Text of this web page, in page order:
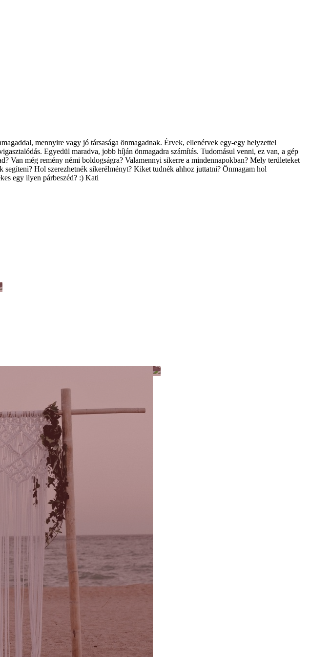
mennyire vagy jó társasága önmagadnak. Érvek, ellenérvek egy-egy helyzettel
Egyedül maradva, jobb híján önmagadra számítás. Tudomásul venni, ez van, a gép
Van még remény némi boldogságra? Valamennyi sikerre a mindennapokban? Mely területeket
Hol szerezhetnék sikerélményt? Kiket tudnék ahhoz juttatni? Önmagam hol
egy ilyen párbeszéd? :) Kati
Egyéb